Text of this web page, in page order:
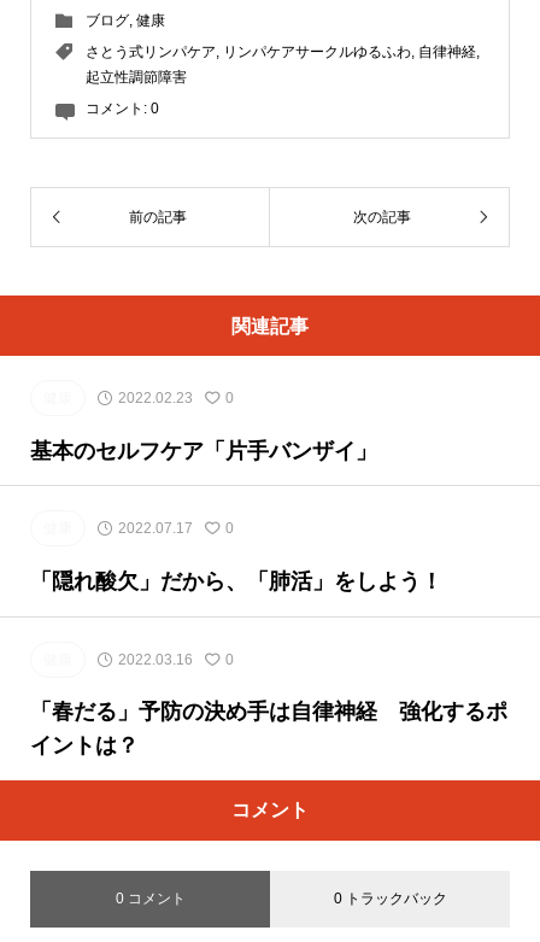
ブログ, 健康
さとう式リンパケア, リンパケアサークルゆるふわ, 自律神経,
起立性調節障害
コメント: 0
前の記事 次の記事
関連記事
2022.02.23 0
基本のセルフケア「片手バンザイ」
2022.07.17 0
「隠れ酸欠」だから、「肺活」をしよう！
2022.03.16 0
「春だる」予防の決め手は自律神経 強化するポ
イントは？
コメント
0 コメント 0 トラックバック